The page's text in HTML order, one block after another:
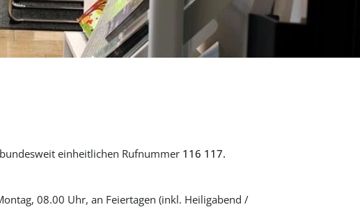
einheitlichen Rufnummer 116 117.
08.00 Uhr, an Feiertagen (inkl. Heiligabend /